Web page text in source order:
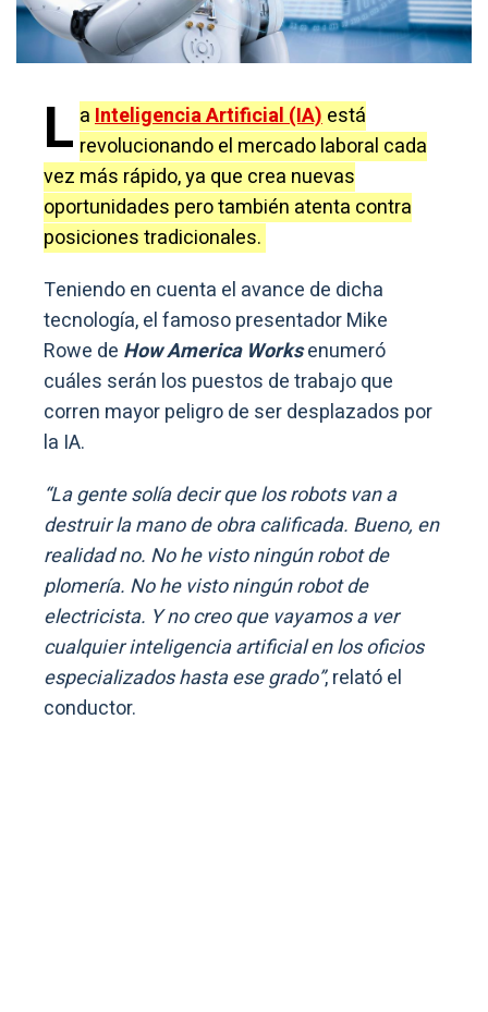
L aInteligencia Artificial (IA)está
revolucionando el mercado laboral cada
vez más rápido, ya que crea nuevas
oportunidades pero también atenta contra
posiciones tradicionales.
Teniendo en cuenta el avance de dicha
tecnología, el famoso presentador Mike
Rowe de How America Worksenumeró
cuáles serán los puestos de trabajo que
corren mayor peligro de ser desplazados por
la IA.
“La gente solía decir que los robots van a
destruir la mano de obra calificada. Bueno, en
realidad no. No he visto ningún robot de
plomería. No he visto ningún robot de
electricista. Y no creo que vayamos a ver
cualquier inteligencia artificial en los oficios
especializados hasta ese grado”, relató el
conductor.